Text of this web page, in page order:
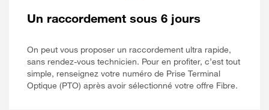
Un raccordement sous 6 jours
On peut vous proposer un raccordement ultra rapide,
sans rendez-vous technicien. Pour en profiter, c’est tout
simple, renseignez votre numéro de Prise Terminal
Optique (PTO) après avoir sélectionné votre offre Fibre.